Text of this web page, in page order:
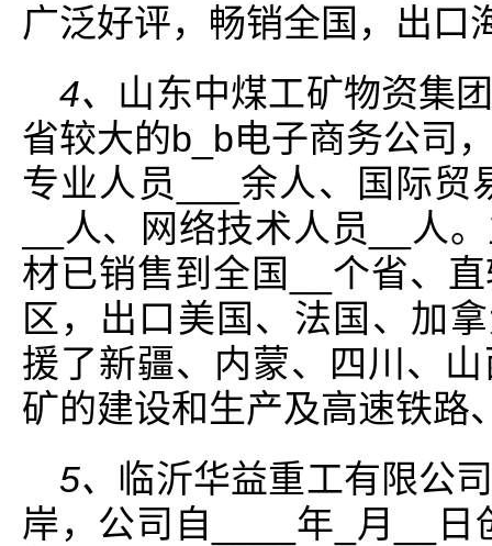
广泛好评，畅销全国，出口
4、 山东中煤工矿物资集
省较大的b_b电子商务公司
专业人员___余人、国际贸
__人、网络技术人员__人
材已销售到全国__个省、
区，出口美国、法国、加
援了新疆、内蒙、四川、
矿的建设和生产及高速铁路
5、 临沂华益重工有限公
岸，公司自____年_月__日